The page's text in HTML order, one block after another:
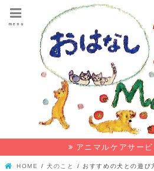
menu
アニマルケアサー
HOME 犬のこと おすすめの犬との遊び